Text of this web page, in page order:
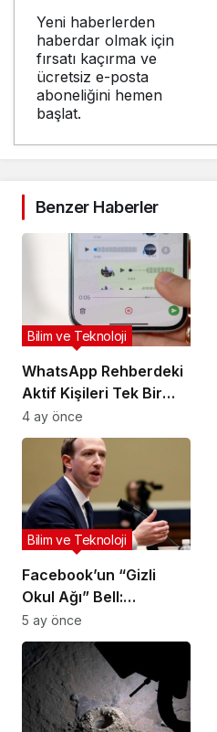
Yeni haberlerden
haberdar olmak için
fırsatı kaçırma ve
ücretsiz e-posta
aboneliğini hemen
başlat.
Benzer Haberler
WhatsApp Rehberdeki
Aktif Kişileri Tek Bir
Ekranda Listeleyecek
Bilim ve Teknoloji
4 ay önce
Facebook’un “Gizli
Okul Ağı” Bell:
Mahkeme Belgeleriyle
Gelen İtiraflar
Bilim ve Teknoloji
5 ay önce